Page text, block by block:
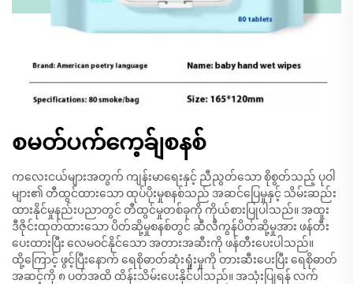
စမတ်ပက်ကေ့ခ်ျစနစ်
ကလေးငယ်များအတွက် ကျန်းမာရေးနှင့် ညီညွတ်သော စိုစွတ်သည့် ပုဝါ
များ၏ တီထွင်ထားသော ထုပ်ပိုးမှုစနစ်သည် အဆင်ပြေမှုနှင့် သိမ်းဆည်း
ထားနိုင်မှုနည်းပညာတွင် တီထွင်မှုတစ်ခုကို ကိုယ်စားပြုပါသည်။ အထူး
ဒီဇိုင်းထုတ်ထားသော ပိတ်ဆို့မှုစနစ်တွင် ဆီလီကွန်ပိတ်ဆို့မှုအား ဖန်တီး
ပေးထားပြီး လေမဝင်နိုင်သော အတားအဆီးကို ဖန်တီးပေးပါသည်။
ထို့ကြောင့် ဖွင့်ပြီးနောက် ရေစိုဓာတ်ဆုံးရှုံးမှုကို တားဆီးပေးပြီး ရေစိုဓာတ်
အဆင့်ကို ၈ ပတ်အထိ ထိန်းသိမ်းပေးနိုင်ပါသည်။ အသုံးပြုရန် လက်